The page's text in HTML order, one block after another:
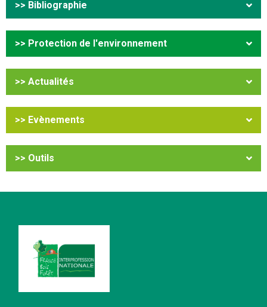
>> Bibliographie
>> Protection de l'environnement
>> Actualités
>> Evènements
>> Outils